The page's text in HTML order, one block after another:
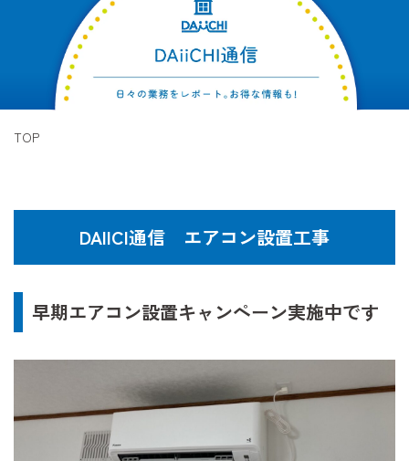
TOP
DAIICI通信 エアコン設置工事
早期エアコン設置キャンペーン実施中です